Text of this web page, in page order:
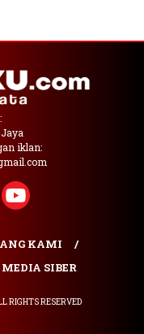
iklan:
KAMI
SIBER
RIGHTS RESERVED